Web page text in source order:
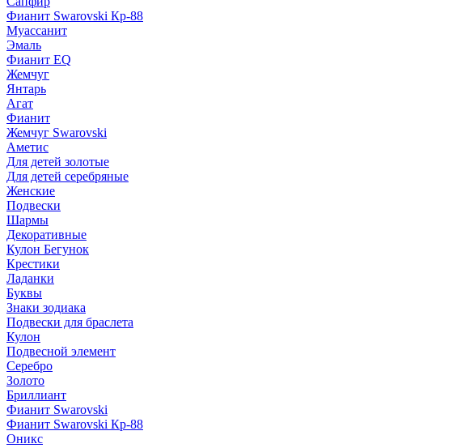
Фианит Swarovski Кр-88
Муассанит
Эмаль
Фианит EQ
Жемчуг
Янтарь
Агат
Фианит
Жемчуг Swarovski
Аметис
Для детей золотые
Для детей серебряные
Женские
Подвески
Шармы
Декоративные
Кулон Бегунок
Крестики
Ладанки
Буквы
Знаки зодиака
Подвески для браслета
Кулон
Подвесной элемент
Серебро
Золото
Бриллиант
Фианит Swarovski
Фианит Swarovski Кр-88
Оникс